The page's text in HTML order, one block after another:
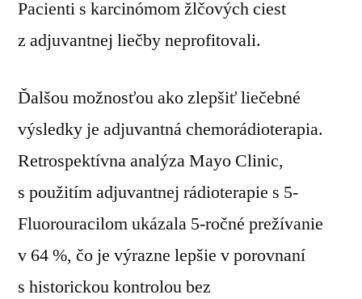
Pacienti s karcinómom žlčových ciest
z adjuvantnej liečby neprofitovali.
Ďalšou možnosťou ako zlepšiť liečebné
výsledky je adjuvantná chemorádioterapia.
Retrospektívna analýza Mayo Clinic,
s použitím adjuvantnej rádioterapie s 5-
Fluorouracilom ukázala 5-ročné prežívanie
v 64 %, čo je výrazne lepšie v porovnaní
s historickou kontrolou bez